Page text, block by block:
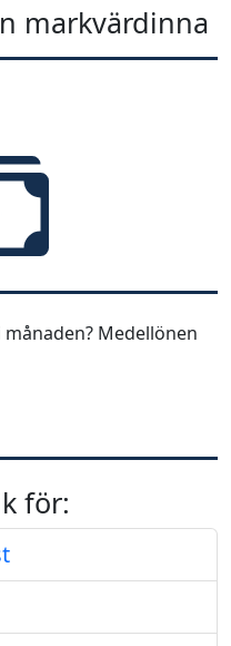
markvärdinna
månaden? Medellönen
för: